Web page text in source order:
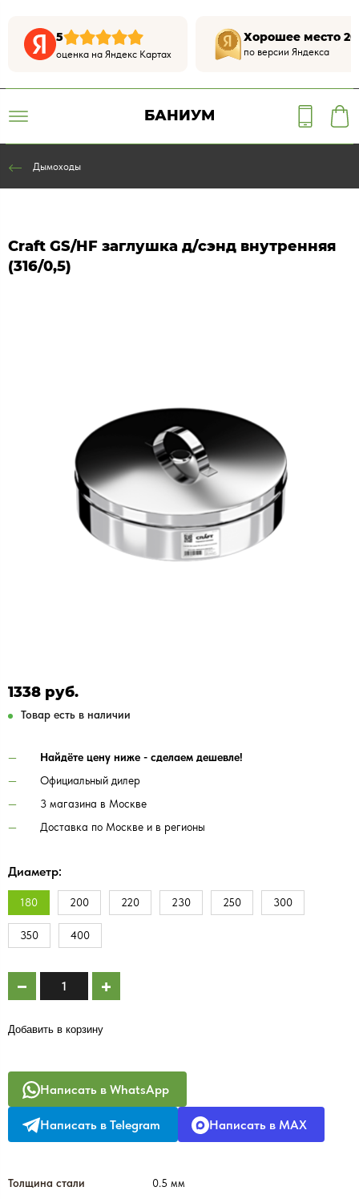
5
оценка на Яндекс Картах
Хорошее место
по версии Яндекса
БАНИУМ
Дымоходы
Craft GS/HF заглушка д/сэнд внутренняя
(316/0,5)
1338 руб.
Товар есть в наличии
Найдёте цену ниже - сделаем дешевле!
Официальный дилер
3 магазина в Москве
Доставка по Москве и в регионы
Диаметр:
180 200 220 230 250 300
350 400
Добавить в корзину
Написать в WhatsApp
Написать в Telegram Написать в MAX
Толщина стали
0.5 мм